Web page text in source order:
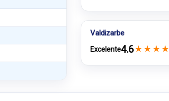
Valdizarbe
Excelente4.6★ ★ ★ ★